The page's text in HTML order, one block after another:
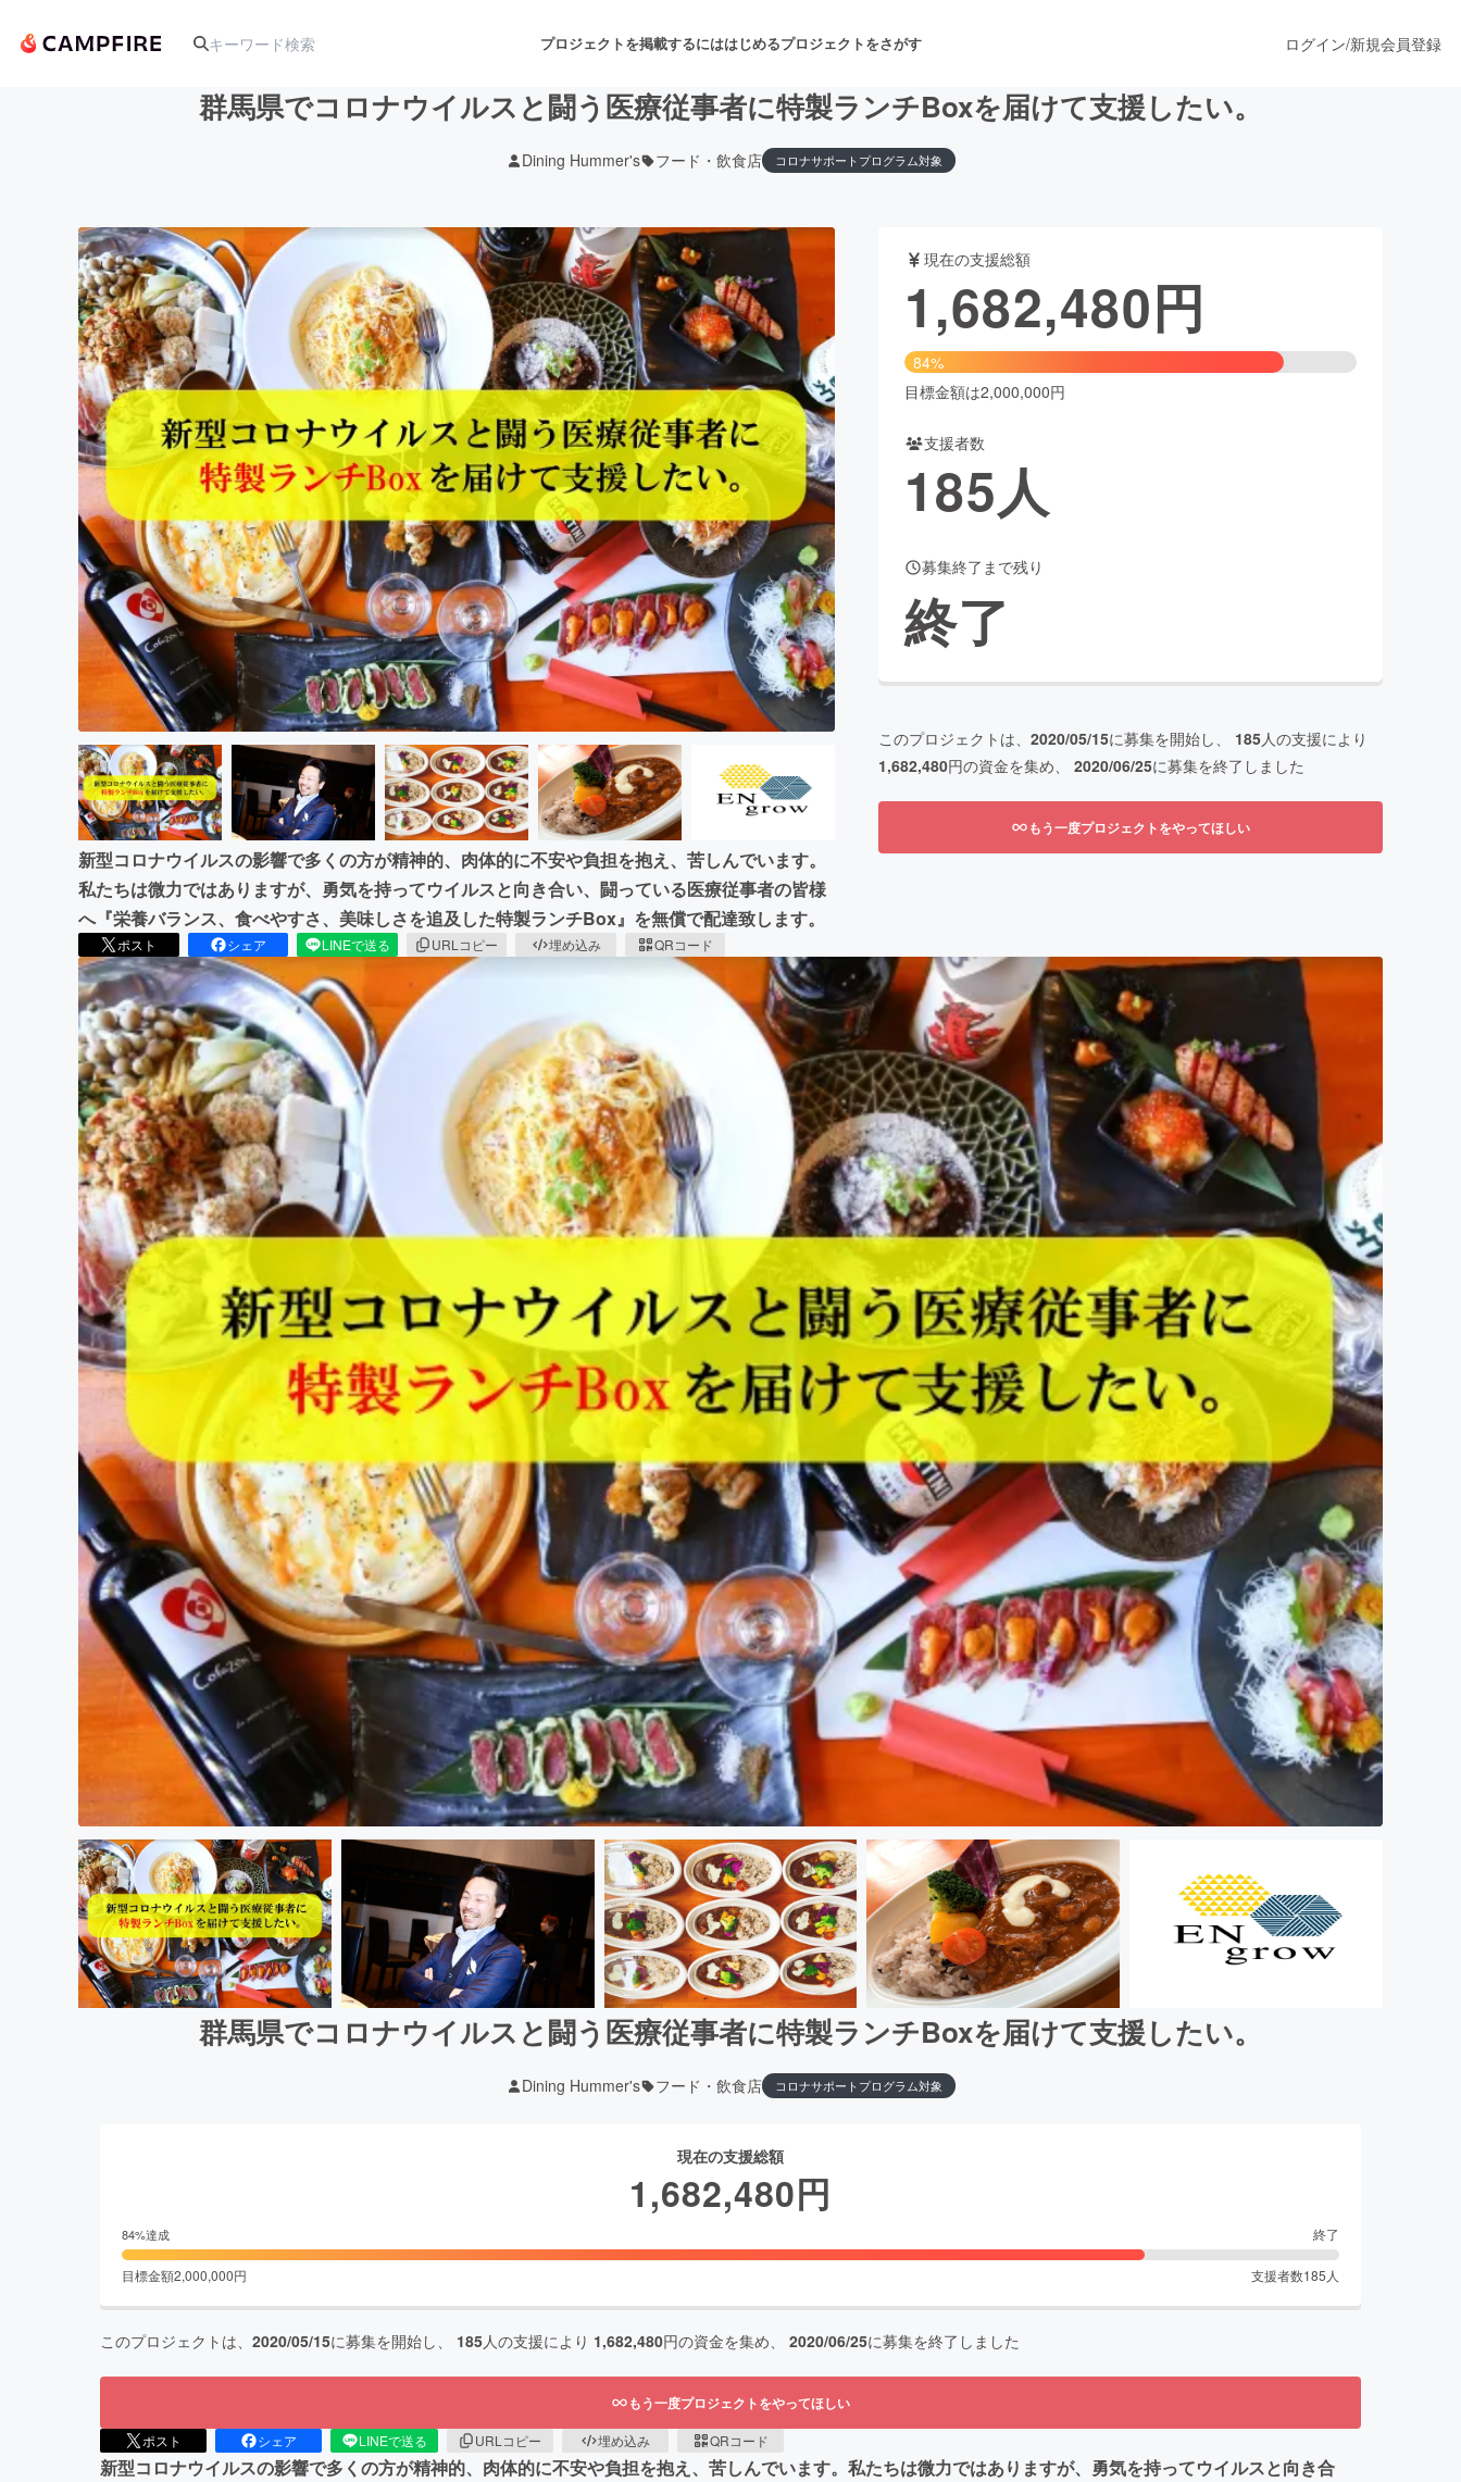
プロジェクトを掲載するにははじめるプロジェクトをさがす
アート・写真 音楽 舞台・パフォーマンス
テクノロジー・ガジェット ゲーム・サービス開発 フード・飲食店 ファッション
映像・映画 書籍・雑誌出版 アニメ・漫画
ビジネス・起業 チャレンジ ビューティー・ヘルスケア
まちづくり・地域活性化
CAMPFIRE for Social Good
CAMPFIRE Creation
CAMPFIREふるさと納税 machi-yaコミュニティ
ログイン/新規会員登録
群馬県でコロナウイルスと闘う医療従事者に特製ランチBoxを届けて支援したい。
Dining Hummer's フード・飲食店 コロナサポートプログラム対象
新型コロナウイルスの影響で多くの方が精神的、肉体的に不安や負担を抱え、苦しんでいます。
私たちは微力ではありますが、勇気を持ってウイルスと向き合い、闘っている医療従事者の皆様
へ『栄養バランス、食べやすさ、美味しさを追及した特製ランチBox』を無償で配達致します。
ポスト シェア LINEで送る URLコピー 埋め込み QRコード
現在の支援総額
1,682,480円
84%
目標金額は2,000,000円
支援者数
185人
募集終了まで残り
終了
このプロジェクトは、 2020/05/15に募集を開始し、 185人の支援により
1,682,480円の資金を集め、 2020/06/25に募集を終了しました
もう一度プロジェクトをやってほしい
群馬県でコロナウイルスと闘う医療従事者に特製ランチBoxを届けて支援したい。
Dining Hummer's フード・飲食店 コロナサポートプログラム対象
現在の支援総額
1,682,480円
84%達成 終了
目標金額2,000,000円 支援者数185 人
このプロジェクトは、 2020/05/15に募集を開始し、 185人の支援により 1,682,480円の資金を集め、 2020/06/25に募集を終了しました
もう一度プロジェクトをやってほしい
ポスト シェア LINEで送る URLコピー 埋め込み QRコード
新型コロナウイルスの影響で多くの方が精神的、肉体的に不安や負担を抱え、苦しんでいます。私たちは微力ではありますが、勇気を持ってウイルスと向き合